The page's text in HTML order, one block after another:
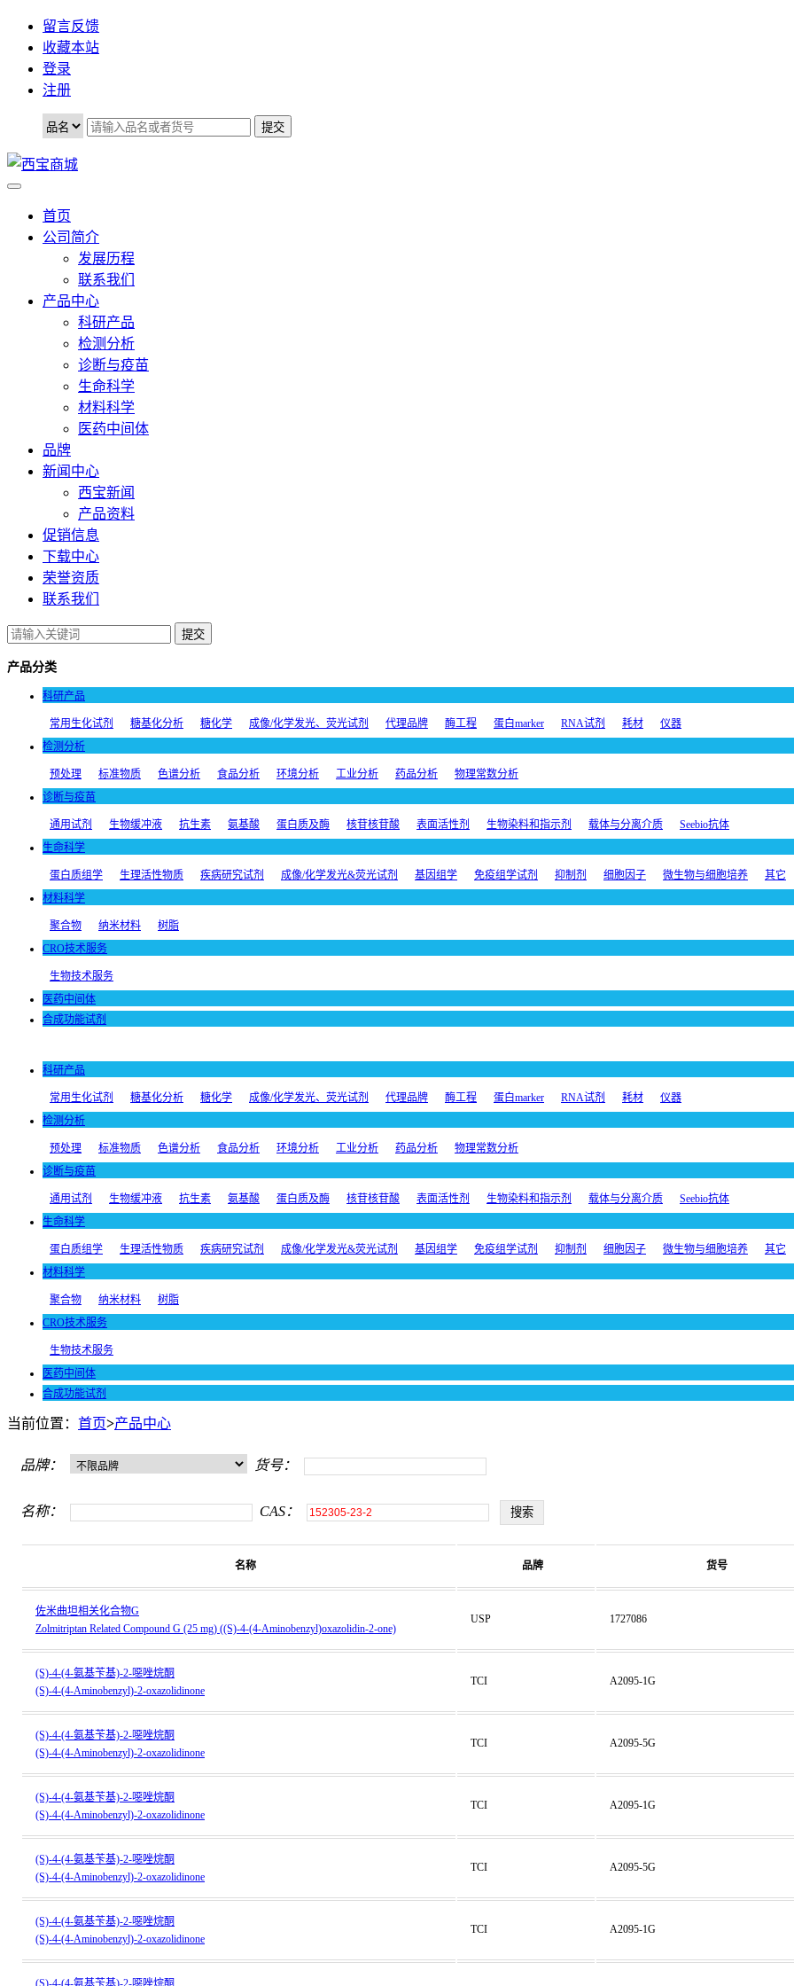
留言反馈
收藏本站
登录
注册
首页
公司简介
发展历程
联系我们
产品中心
科研产品
检测分析
诊断与疫苗
生命科学
材料科学
医药中间体
品牌
新闻中心
西宝新闻
产品资料
促销信息
下载中心
荣誉资质
联系我们
提交
产品分类
科研产品
常用生化试剂 糖基化分析 糖化学 成像/化学发光、荧光试剂 代理品牌 酶工程 蛋白marker RNA试剂 耗材
仪器
检测分析
预处理 标准物质 色谱分析 食品分析 环境分析 工业分析 药品分析
物理常数分析
诊断与疫苗
通用试剂 生物缓冲液 抗生素 氨基酸 蛋白质及酶 核苷核苷酸 表面活性剂 生物染料和指示剂 载体与分离介质
Seebio抗体
生命科学
蛋白质组学 生理活性物质 疾病研究试剂 成像/化学发光&荧光试剂 基因组学 免疫组学试剂 抑制剂 细胞因子 微生物与细胞培养
其它
材料科学
聚合物 纳米材料
树脂
CRO技术服务
生物技术服务
医药中间体
合成功能试剂
科研产品
常用生化试剂 糖基化分析 糖化学 成像/化学发光、荧光试剂 代理品牌 酶工程 蛋白marker RNA试剂 耗材
仪器
检测分析
预处理 标准物质 色谱分析 食品分析 环境分析 工业分析 药品分析
物理常数分析
诊断与疫苗
通用试剂 生物缓冲液 抗生素 氨基酸 蛋白质及酶 核苷核苷酸 表面活性剂 生物染料和指示剂 载体与分离介质
Seebio抗体
生命科学
蛋白质组学 生理活性物质 疾病研究试剂 成像/化学发光&荧光试剂 基因组学 免疫组学试剂 抑制剂 细胞因子 微生物与细胞培养
其它
材料科学
聚合物 纳米材料
树脂
CRO技术服务
生物技术服务
医药中间体
合成功能试剂
当前位置： 首页>产品中心
品牌： 货号：
名称： CAS：
名称 品牌 货号
佐米曲坦相关化合物G
Zolmitriptan Related Compound G (25 mg) ((S)-4-(4-Aminobenzyl)oxazolidin-2-one)
USP 1727086
(S)-4-(4-氨基苄基)-2-噁唑烷酮
(S)-4-(4-Aminobenzyl)-2-oxazolidinone
TCI A2095-1G
(S)-4-(4-氨基苄基)-2-噁唑烷酮
(S)-4-(4-Aminobenzyl)-2-oxazolidinone
TCI A2095-5G
(S)-4-(4-氨基苄基)-2-噁唑烷酮
(S)-4-(4-Aminobenzyl)-2-oxazolidinone
TCI A2095-1G
(S)-4-(4-氨基苄基)-2-噁唑烷酮
(S)-4-(4-Aminobenzyl)-2-oxazolidinone
TCI A2095-5G
(S)-4-(4-氨基苄基)-2-噁唑烷酮
(S)-4-(4-Aminobenzyl)-2-oxazolidinone
TCI A2095-1G
(S)-4-(4-氨基苄基)-2-噁唑烷酮